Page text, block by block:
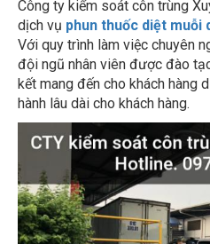
Với quy trình làm việc chuyên
đội ngũ nhân viên được đào
kết mang đến cho khách hàng
hành lâu dài cho khách hàng.